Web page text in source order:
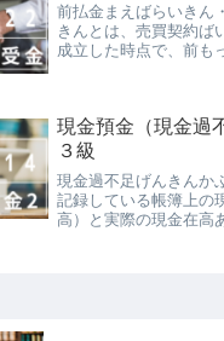
前払金まえばらいきん
きんとは、売買契約ば
成立した時点で、前も
金を支払った場合、後
現金預金（現金
３級
現金過不足げんきんか
記録している帳簿上の
高）と実際の現金在高